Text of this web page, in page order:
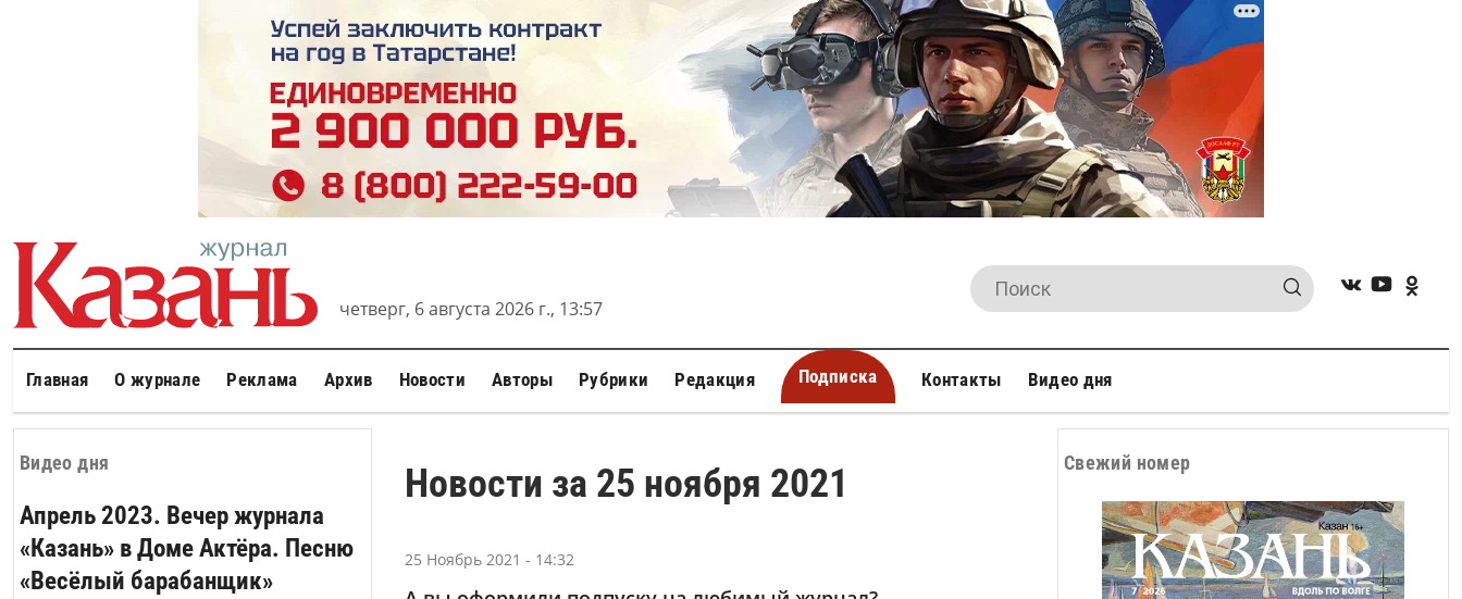
четверг, 6 августа 2026 г., 13:57
Главная О журнале Реклама Архив Новости Авторы Рубрики Редакция Подписка Контакты Видео дня
Видео дня
Апрель 2023. Вечер журнала
«Казань» в Доме Актёра. Песню
«Весёлый барабанщик»
Новости за 25 ноября 2021
25 Ноябрь 2021 - 14:32
Свежий номер